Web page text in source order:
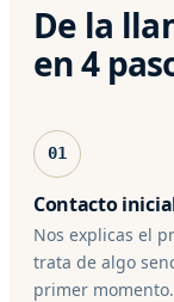
De la
en 4
01
Contacto
Nos explicas el
trata de algo
primer momento.